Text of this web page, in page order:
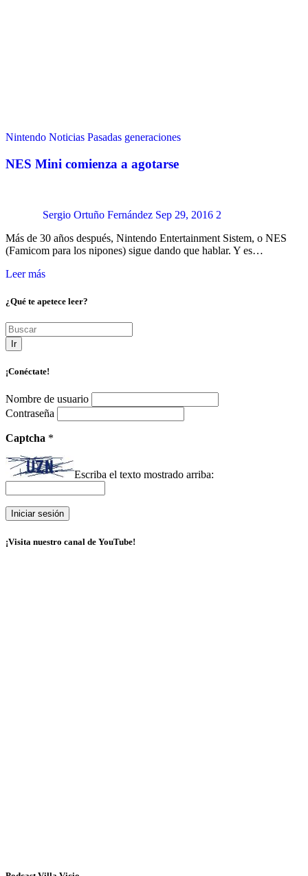
Nintendo Noticias Pasadas generaciones
NES Mini comienza a agotarse
Sergio Ortuño Fernández Sep 29, 2016 2
Más de 30 años después, Nintendo Entertainment Sistem, o NES
(Famicom para los nipones) sigue dando que hablar. Y es…
Leer más
¿Qué te apetece leer?
Ir
¡Conéctate!
Nombre de usuario
Contraseña
Captcha *
Escriba el texto mostrado arriba:
¡Visita nuestro canal de YouTube!